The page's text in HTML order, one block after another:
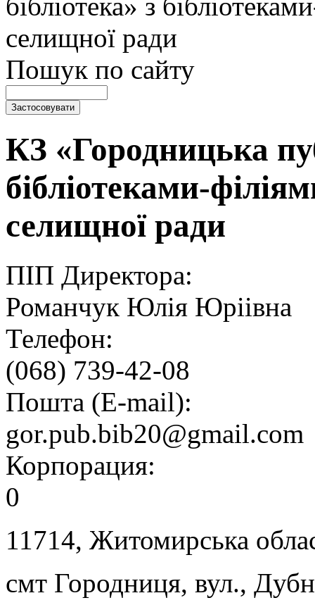
бібліотека» з
селищної ради
Пошук по сайту
КЗ «Городницька
бібліотеками-
селищної ради
ПІП Директора:
Романчук Юлія Юріівна
Телефон:
(068) 739-42-08
Пошта (E-mail):
gor.pub.bib20@gmail.com
Корпорация:
0
11714, Житомирська
смт Городниця, вул.,